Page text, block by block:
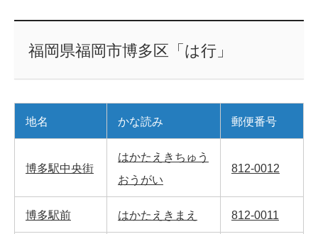
福岡県福岡市博多区「は行」
地名 かな読み 郵便番号
博多駅中央街
はかたえきちゅう
おうがい
812-0012
博多駅前 はかたえきまえ 812-0011